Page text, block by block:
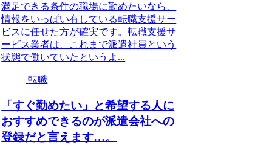
満足できる条件の職場に勤めたいなら、
情報をいっぱい有している転職支援サー
ビスに任せた方が確実です。転職支援サ
ービス業者は、これまで派遣社員という
状態で働いていたというよ...
転職
「すぐ勤めたい」と希望する人に
おすすめできるのが派遣会社への
登録だと言えます…。